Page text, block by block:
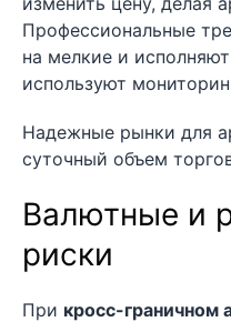
Профессиональные
на мелкие и
используют
Надежные рынки для
суточный объем
Валютные и
риски
При кросс-граничном